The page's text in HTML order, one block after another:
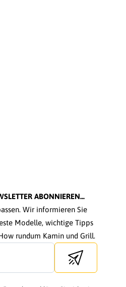
ABONNIEREN...
Wir informieren Sie
Modelle, wichtige Tipps
rundum Kamin und Grill.
Send newsletter